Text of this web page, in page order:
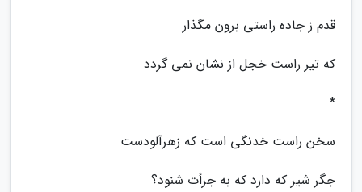
قدم ز جاده راستی برون مگذار
که تیر راست خجل از نشان نمی گردد
*
سخن راست خدنگی است که زهرآلودست
جگر شیر که دارد که به جرأت شنود؟